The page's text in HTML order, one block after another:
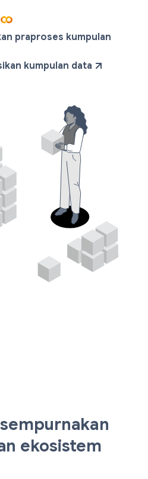
praproses kumpulan
kumpulan data
ekosistem